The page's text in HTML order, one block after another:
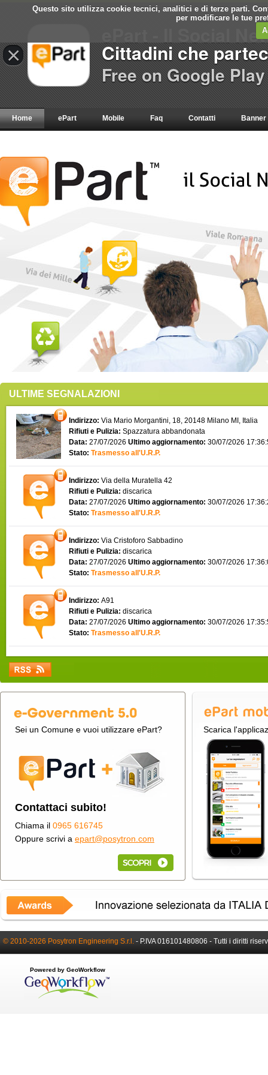
Questo sito utilizza cookie tecnici, analitici e di terze parti.
per modificare le tue
Home ePart Mobile Faq Contatti Banner
ULTIME SEGNALAZIONI
Indirizzo: Via Mario Morgantini, 18, 20148 Milano MI, Italia
Rifiuti e Pulizia: Spazzatura abbandonata
Data: 27/07/2026 Ultimo aggiornamento: 30/07/2026
Stato: Trasmesso all'U.R.P.
Indirizzo: Via della Muratella 42
Rifiuti e Pulizia: discarica
Data: 27/07/2026 Ultimo aggiornamento: 30/07/2026
Stato: Trasmesso all'U.R.P.
Indirizzo: Via Cristoforo Sabbadino
Rifiuti e Pulizia: discarica
Data: 27/07/2026 Ultimo aggiornamento: 30/07/2026
Stato: Trasmesso all'U.R.P.
Indirizzo: A91
Rifiuti e Pulizia: discarica
Data: 27/07/2026 Ultimo aggiornamento: 30/07/2026
Stato: Trasmesso all'U.R.P.
Sei un Comune e vuoi utilizzare ePart?
Contattaci subito!
Chiama il 0965 616745
Oppure scrivi a epart@posytron.com
Scarica
© 2010-2026 Posytron Engineering S.r.l. - P.IVA 016101480806 - Tutti i diritti
Powered by GeoWorkflow
×
ePart - Il Social
Cittadini che
Free on Google Play